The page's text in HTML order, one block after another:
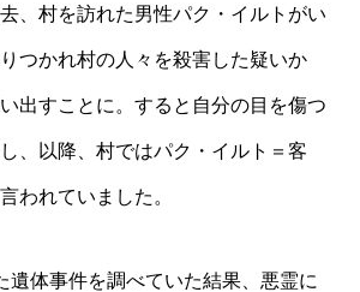
、村を訪れた男性パク・イルトがい
つかれ村の人々を殺害した疑いか
出すことに。すると自分の目を傷つ
、以降、村ではパク・イルト＝客
われていました。
遺体事件を調べていた結果、悪霊に